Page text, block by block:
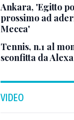
Ankara, 'Egitto
prossimo ad
Mecca'
Tennis, n.1 al
sconfitta da
VIDEO